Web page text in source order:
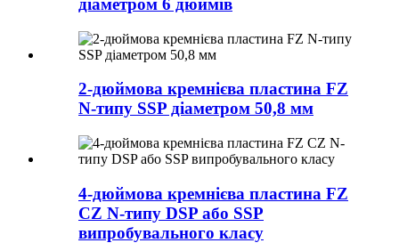
діаметром 6 дюймів
2-дюймова кремнієва пластина FZ
N-типу SSP діаметром 50,8 мм
4-дюймова кремнієва пластина FZ
CZ N-типу DSP або SSP
випробувального класу